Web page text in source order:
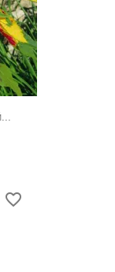
favorite_border